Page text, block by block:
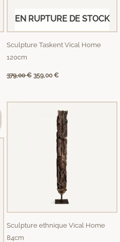
EN RUPTURE DE STOCK
Sculpture Taskent Vical Home
120cm
379,00€ 359,00€
Sculpture ethnique Vical Home
84cm